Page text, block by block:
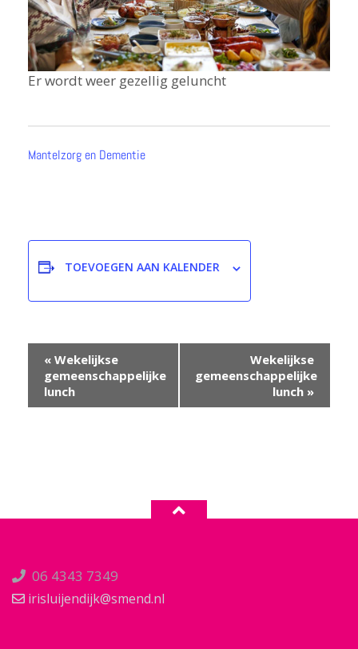
Er wordt weer gezellig geluncht
Mantelzorg en Dementie
TOEVOEGEN AAN KALENDER
Evenement
Navigatie
« Wekelijkse
gemeenschappelijke
lunch
Wekelijkse
gemeenschappelijke
lunch »
06 4343 7349
irisluijendijk@smend.nl